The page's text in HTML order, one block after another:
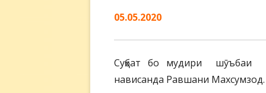
05.05.2020
Суҳбат бо мудири шӯъбаи
нависанда Равшани Махсумзод.